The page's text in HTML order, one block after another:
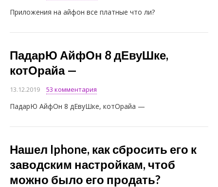
Приложения на айфон все платные что ли?
ПадарЮ АйфОн 8 дЕвуШке,
котОрайа —
13.12.2019 53 комментария
ПадарЮ АйфОн 8 дЕвуШке, котОрайа —
Нашел Iphone, как сбросить его к
заводским настройкам, чтоб
можно было его продать?